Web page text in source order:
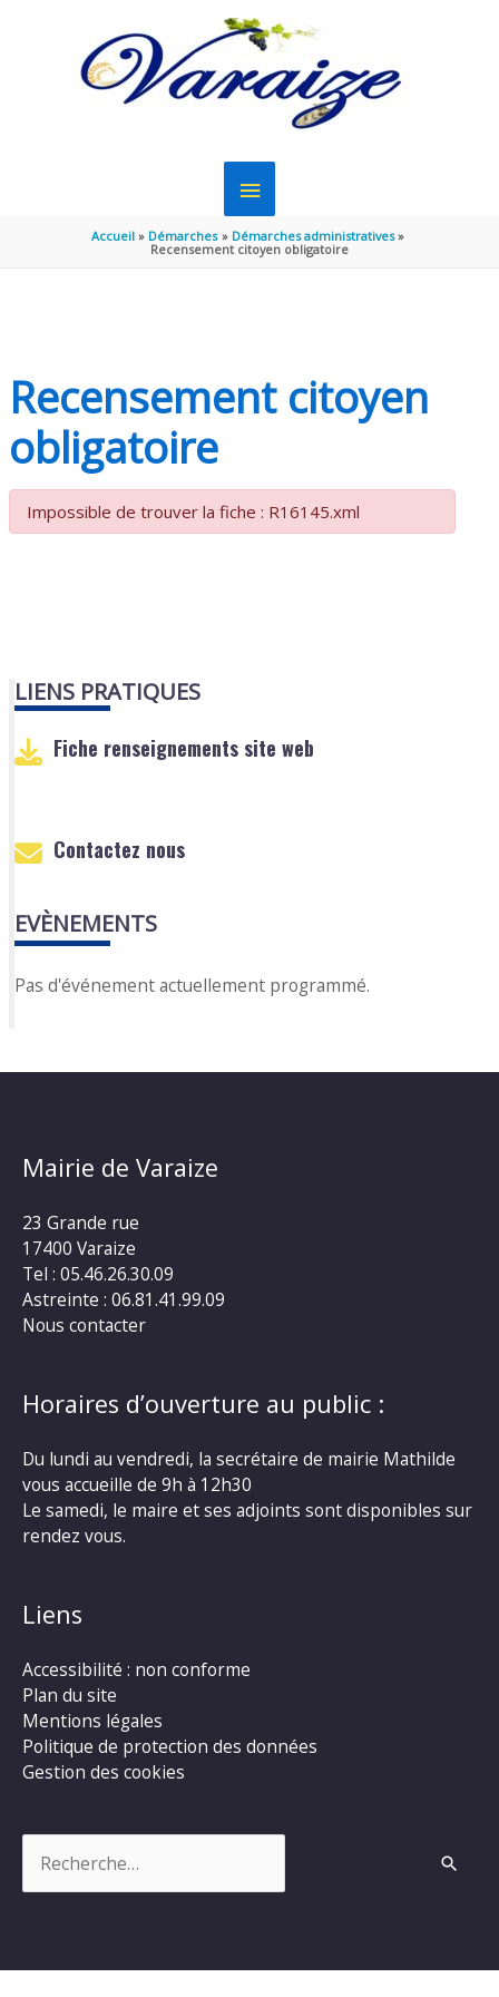
MENU
PRINCIPAL
Accueil Démarches
Démarches administratives
Recensement citoyen obligatoire
Recensement citoyen
obligatoire
Impossible de trouver la fiche : R16145.xml
LIENS PRATIQUES
Fiche renseignements site web
Contactez nous
EVÈNEMENTS
Pas d'événement actuellement programmé.
Mairie de Varaize
23 Grande rue
17400 Varaize
Tel : 05.46.26.30.09
Astreinte : 06.81.41.99.09
Nous contacter
Horaires d’ouverture au public :
Du lundi au vendredi, la secrétaire de mairie Mathilde
vous accueille de 9h à 12h30
Le samedi, le maire et ses adjoints sont disponibles sur
rendez vous.
Liens
Accessibilité : non conforme
Plan du site
Mentions légales
Politique de protection des données
Gestion des cookies